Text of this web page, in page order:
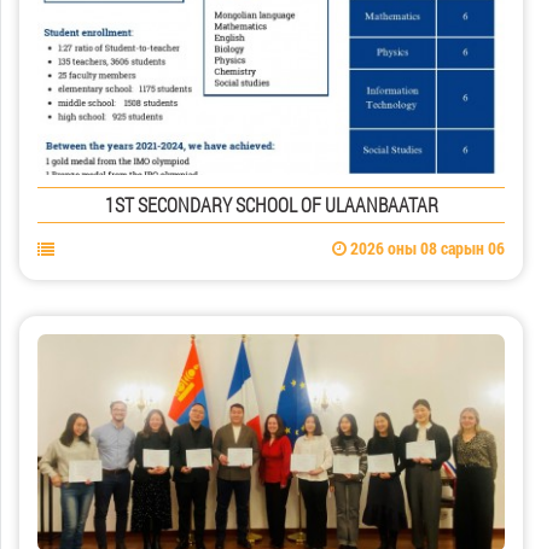
1ST SECONDARY SCHOOL OF ULAANBAATAR
2026 оны 08 сарын 06